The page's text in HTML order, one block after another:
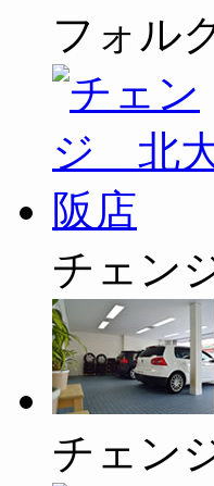
フォル
チェン
チェン